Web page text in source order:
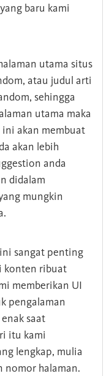
baru kami
utama situs
atau judul arti
sehingga
utama maka
akan membuat
akan lebih
anda
didalam
mungkin
sangat penting
konten ribuat
memberikan UI
pengalaman
saat
itu kami
lengkap, mulia
nomor halaman.